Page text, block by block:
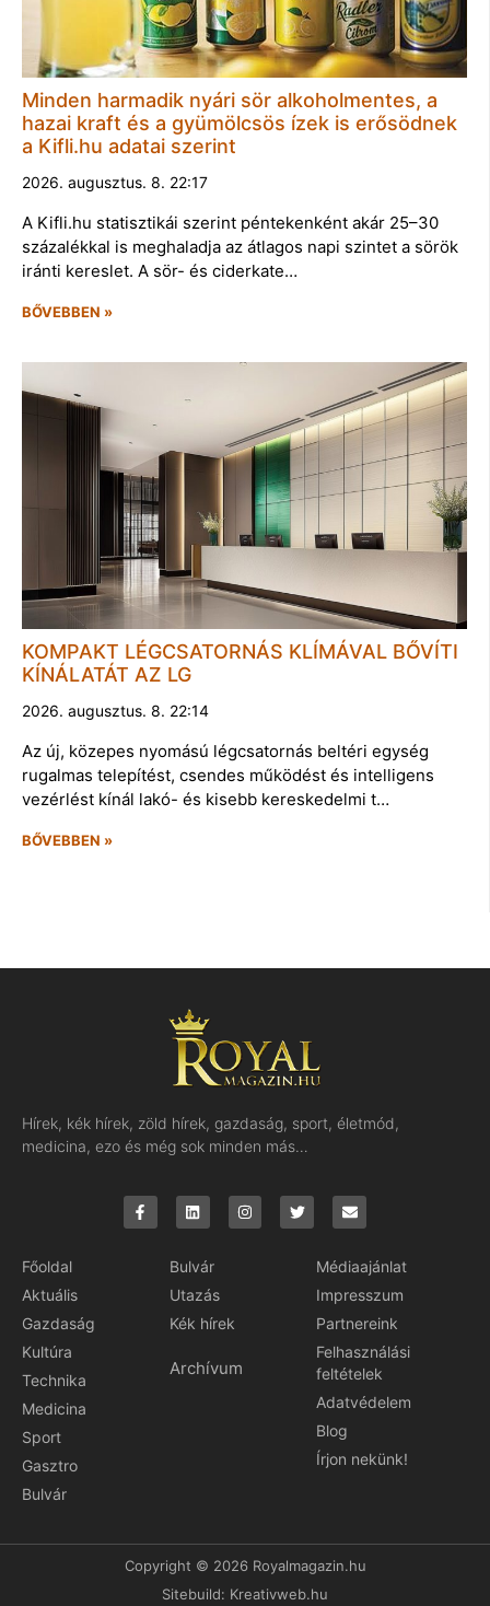
Minden harmadik nyári sör alkoholmentes, a
hazai kraft és a gyümölcsös ízek is erősödnek
a Kifli.hu adatai szerint
2026. augusztus. 8. 22:17
A Kifli.hu statisztikái szerint péntekenként akár 25–30
százalékkal is meghaladja az átlagos napi szintet a sörök
iránti kereslet. A sör- és ciderkate…
BŐVEBBEN »
KOMPAKT LÉGCSATORNÁS KLÍMÁVAL BŐVÍTI
KÍNÁLATÁT AZ LG
2026. augusztus. 8. 22:14
Az új, közepes nyomású légcsatornás beltéri egység
rugalmas telepítést, csendes működést és intelligens
vezérlést kínál lakó- és kisebb kereskedelmi t…
BŐVEBBEN »
Hírek, kék hírek, zöld hírek, gazdaság, sport, életmód,
medicina, ezo és még sok minden más…
Főoldal
Aktuális
Gazdaság
Kultúra
Technika
Medicina
Sport
Gasztro
Bulvár
Bulvár
Utazás
Kék hírek
Archívum
Médiaajánlat
Impresszum
Partnereink
Felhasználási
feltételek
Adatvédelem
Blog
Írjon nekünk!
Copyright © 2026 Royalmagazin.hu
Sitebuild: Kreativweb.hu